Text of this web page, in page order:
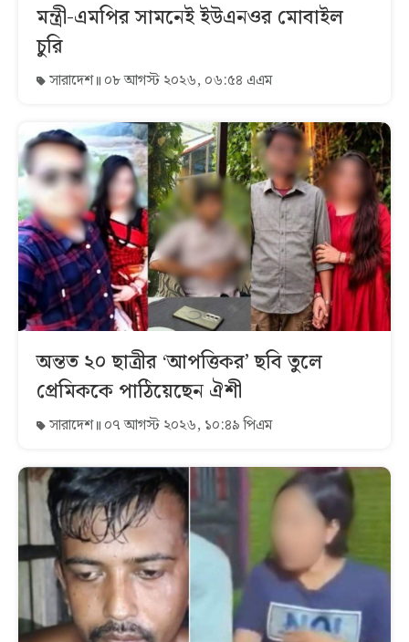
মন্ত্রী-এমপির সামনেই ইউএনওর মোবাইল
চুরি
সারাদেশ ০৮ আগস্ট ২০২৬, ০৬:৫৪ এএম
অন্তত ২০ ছাত্রীর ‘আপত্তিকর’ ছবি তুলে
প্রেমিককে পাঠিয়েছেন ঐশী
সারাদেশ ০৭ আগস্ট ২০২৬, ১০:৪৯ পিএম